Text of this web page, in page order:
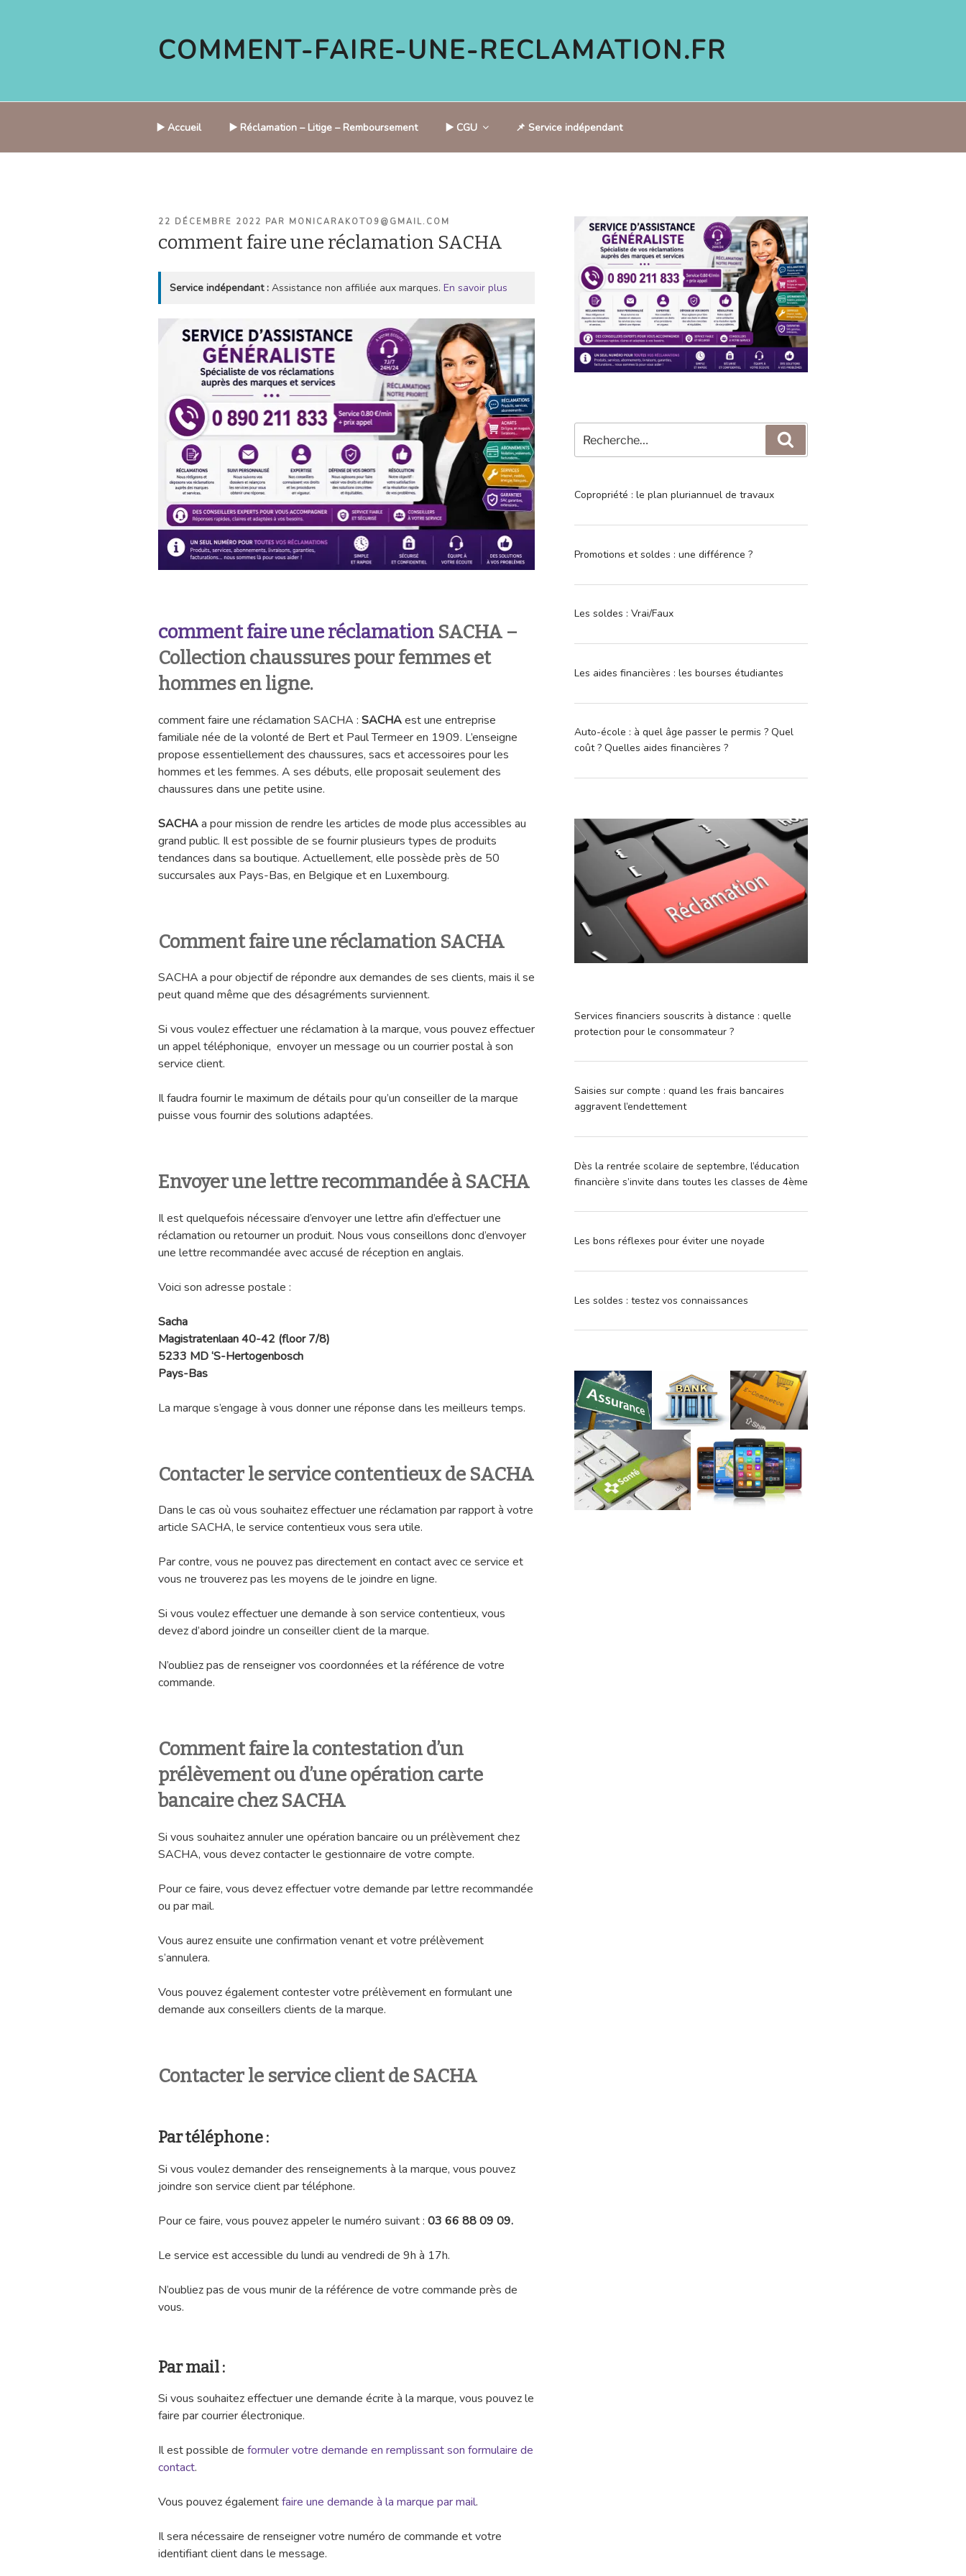
COMMENT-FAIRE-UNE-RECLAMATION.FR
▶️ Accueil ▶️ Réclamation – Litige – Remboursement ▶️ CGU 📌 Service indépendant
PUBLIÉ
22 DÉCEMBRE 2022 PAR MONICARAKOTO9@GMAIL.COM
comment faire une réclamation SACHA
Service indépendant : Assistance non affiliée aux marques. En savoir plus
comment faire une réclamation SACHA –
Collection chaussures pour femmes et
hommes en ligne.
comment faire une réclamation SACHA : SACHAest une entreprise
familiale née de la volonté de Bert et Paul Termeer en 1909. L’enseigne
propose essentiellement des chaussures, sacs et accessoires pour les
hommes et les femmes. A ses débuts, elle proposait seulement des
chaussures dans une petite usine.
SACHAa pour mission de rendre les articles de mode plus accessibles au
grand public. Il est possible de se fournir plusieurs types de produits
tendances dans sa boutique. Actuellement, elle possède près de 50
succursales aux Pays-Bas, en Belgique et en Luxembourg.
Comment faire une réclamation SACHA
SACHA a pour objectif de répondre aux demandes de ses clients, mais il se
peut quand même que des désagréments surviennent.
Si vous voulez effectuer une réclamation à la marque, vous pouvez effectuer
un appel téléphonique, envoyer un message ou un courrier postal à son
service client.
Il faudra fournir le maximum de détails pour qu’un conseiller de la marque
puisse vous fournir des solutions adaptées.
Envoyer une lettre recommandée à SACHA
Il est quelquefois nécessaire d’envoyer une lettre afin d’effectuer une
réclamation ou retourner un produit. Nous vous conseillons donc d’envoyer
une lettre recommandée avec accusé de réception en anglais.
Voici son adresse postale :
Sacha
Magistratenlaan 40-42 (floor 7/8)
5233 MD ‘S-Hertogenbosch
Pays-Bas
La marque s’engage à vous donner une réponse dans les meilleurs temps.
Contacter le service contentieux de SACHA
Dans le cas où vous souhaitez effectuer une réclamation par rapport à votre
article SACHA, le service contentieux vous sera utile.
Par contre, vous ne pouvez pas directement en contact avec ce service et
vous ne trouverez pas les moyens de le joindre en ligne.
Si vous voulez effectuer une demande à son service contentieux, vous
devez d’abord joindre un conseiller client de la marque.
N’oubliez pas de renseigner vos coordonnées et la référence de votre
commande.
Comment faire la contestation d’un
prélèvement ou d’une opération carte
bancaire chez SACHA
Si vous souhaitez annuler une opération bancaire ou un prélèvement chez
SACHA, vous devez contacter le gestionnaire de votre compte.
Pour ce faire, vous devez effectuer votre demande par lettre recommandée
ou par mail.
Vous aurez ensuite une confirmation venant et votre prélèvement
s’annulera.
Vous pouvez également contester votre prélèvement en formulant une
demande aux conseillers clients de la marque.
Contacter le service client de SACHA
Par téléphone :
Si vous voulez demander des renseignements à la marque, vous pouvez
joindre son service client par téléphone.
Pour ce faire, vous pouvez appeler le numéro suivant : 03 66 88 09 09.
Le service est accessible du lundi au vendredi de 9h à 17h.
N’oubliez pas de vous munir de la référence de votre commande près de
vous.
Par mail :
Si vous souhaitez effectuer une demande écrite à la marque, vous pouvez le
faire par courrier électronique.
Il est possible de formuler votre demande en remplissant son formulaire de
contact.
Vous pouvez égalementfaire une demande à la marque par mail.
Il sera nécessaire de renseigner votre numéro de commande et votre
identifiant client dans le message.
pour
:
Copropriété : le plan pluriannuel de travaux
Promotions et soldes : une différence ?
Les soldes : Vrai/Faux
Les aides financières : les bourses étudiantes
Auto-école : à quel âge passer le permis ? Quel
coût ? Quelles aides financières ?
Services financiers souscrits à distance : quelle
protection pour le consommateur ?
Saisies sur compte : quand les frais bancaires
aggravent l’endettement
Dès la rentrée scolaire de septembre, l’éducation
financière s’invite dans toutes les classes de 4ème
Les bons réflexes pour éviter une noyade
Les soldes : testez vos connaissances